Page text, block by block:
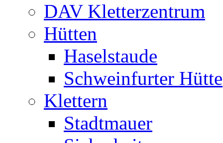
DAV Kletterzentrum
Hütten
Haselstaude
Schweinfurter Hütte
Klettern
Stadtmauer